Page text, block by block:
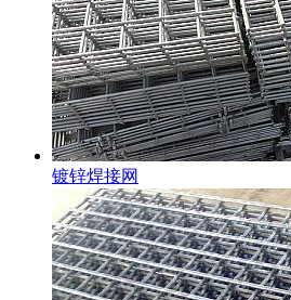
镀锌焊接网